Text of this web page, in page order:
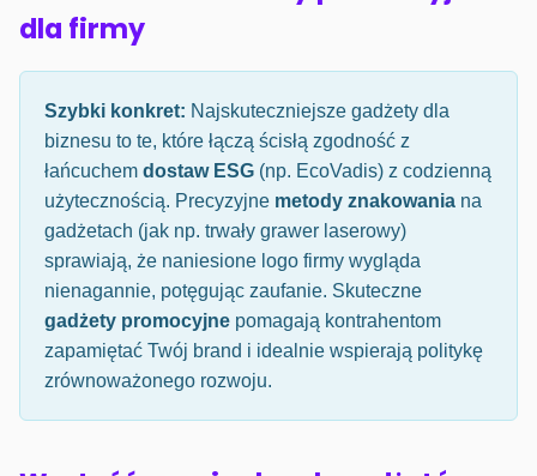
dla firmy
Szybki konkret: Najskuteczniejsze gadżety dla
biznesu to te, które łączą ścisłą zgodność z
łańcuchem dostaw ESG (np. EcoVadis) z codzienną
użytecznością. Precyzyjne metody znakowania na
gadżetach (jak np. trwały grawer laserowy)
sprawiają, że naniesione logo firmy wygląda
nienagannie, potęgując zaufanie. Skuteczne
gadżety promocyjne pomagają kontrahentom
zapamiętać Twój brand i idealnie wspierają politykę
zrównoważonego rozwoju.